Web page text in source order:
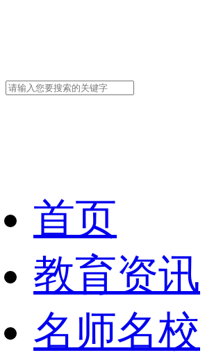
首页
教育资讯
名师名校